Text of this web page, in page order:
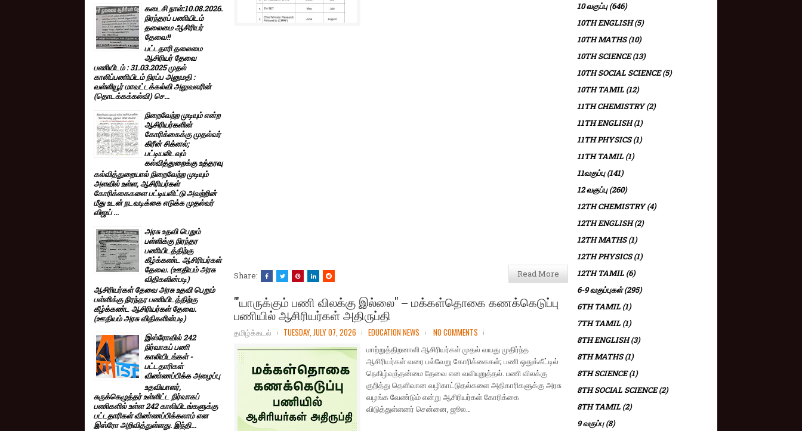
Share: Read More
"'யாருக்கும் பணி விலக்கு இல்லை" – மக்கள்தொகை கணக்கெடுப்பு
பணியில் ஆசிரியர்கள் அதிருப்தி
தமிழ்க்கடல் TUESDAY, JULY 07, 2026 EDUCATION NEWS NO COMMENTS
மாற்றுத்திறனாளி ஆசிரியர்கள் முதல் வயது முதிர்ந்த
ஆசிரியர்கள் வரை பல்வேறு கோரிக்கைகள்; பணி ஒதுக்கீட்டில்
நெகிழ்வுத்தன்மை தேவை என வலியுறுத்தல். பணி விலக்கு
குறித்து தெளிவான வழிகாட்டுதல்களை அதிகாரிகளுக்கு அரசு
வழங்க வேண்டும் என்று ஆசிரியர்கள் கோரிக்கை
விடுத்துள்ளனர் சென்னை, ஜூல…
கடைசி நாள்:10.08.2026.
நிரந்தரப் பணியிடம்
தலைமை ஆசிரியர்
தேவை!!
பட்டதாரி தலைமை
ஆசிரியர் தேவை
பணியிடம் : 31.03.2025 முதல்
காலிப்பணியிடம் நிரப்ப அனுமதி :
வள்ளியூர் மாவட்டக்கல்வி அலுவலரின்
(தொடக்கக்கல்வி) செ...
நிறைவேற்ற முடியும் என்ற
ஆசிரியர்களின்
கோரிக்கைக்கு முதல்வர்
கிரீன் சிக்னல்;
பட்டியலிடவும்
கல்வித்துறைக்கு உத்தரவு
கல்வித்துறையால் நிறைவேற்ற முடியும்
அளவில் உள்ள, ஆசிரியர்கள்
கோரிக்கைகளை பட்டியலிட்டு அவற்றின்
மீது உடன் நடவடிக்கை எடுக்க முதல்வர்
விஜய் ...
அரசு உதவி பெறும்
பள்ளிக்கு நிரந்தர
பணியிடத்திற்கு
கீழ்க்கண்ட ஆசிரியர்கள்
தேவை. (ஊதியம் அரசு
விதிகளின்படி)
ஆசிரியர்கள் தேவை அரசு உதவி பெறும்
பள்ளிக்கு நிரந்தர பணியிடத்திற்கு
கீழ்க்கண்ட ஆசிரியர்கள் தேவை.
(ஊதியம் அரசு விதிகளின்படி)
இஸ்ரோவில் 242
நிர்வாகப் பணி
காலியிடங்கள் -
பட்டதாரிகள்
விண்ணப்பிக்க அழைப்பு
உதவியாளர்,
சுருக்கெழுத்தர் உள்ளிட்ட நிர்வாகப்
பணிகளில் உள்ள 242 காலியிடங்களுக்கு
பட்டதாரிகள் விண்ணப்பிக்கலாம் என
இஸ்ரோ அறிவித்துள்ளது. இந்தி...
10 வகுப்பு (646)
10TH ENGLISH (5)
10TH MATHS (10)
10TH SCIENCE (13)
10TH SOCIAL SCIENCE (5)
10TH TAMIL (12)
11TH CHEMISTRY (2)
11TH ENGLISH (1)
11TH PHYSICS (1)
11TH TAMIL (1)
11வகுப்பு (141)
12 வகுப்பு (260)
12TH CHEMISTRY (4)
12TH ENGLISH (2)
12TH MATHS (1)
12TH PHYSICS (1)
12TH TAMIL (6)
6-9 வகுப்புகள் (295)
6TH TAMIL (1)
7TH TAMIL (1)
8TH ENGLISH (3)
8TH MATHS (1)
8TH SCIENCE (1)
8TH SOCIAL SCIENCE (2)
8TH TAMIL (2)
9 வகுப்பு (8)